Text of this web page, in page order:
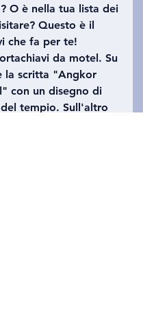
O è nella tua lista dei
Questo è il
che fa per te!
da motel. Su
la scritta "Angkor
con un disegno di
tempio. Sull'altro